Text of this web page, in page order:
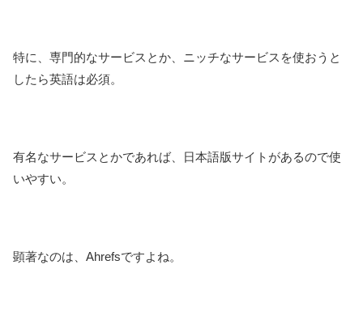
特に、専門的なサービスとか、ニッチなサービスを使おうと
したら英語は必須。
有名なサービスとかであれば、日本語版サイトがあるので使
いやすい。
顕著なのは、Ahrefsですよね。